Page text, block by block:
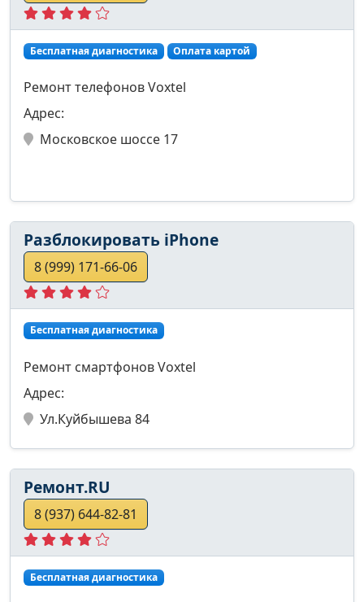
Бесплатная диагностика Оплата картой
Ремонт телефонов Voxtel
Адрес:
Московское шоссе 17
Разблокировать iPhone
8 (999) 171-66-06
Бесплатная диагностика
Ремонт смартфонов Voxtel
Адрес:
Ул.Куйбышева 84
Ремонт.RU
8 (937) 644-82-81
Бесплатная диагностика